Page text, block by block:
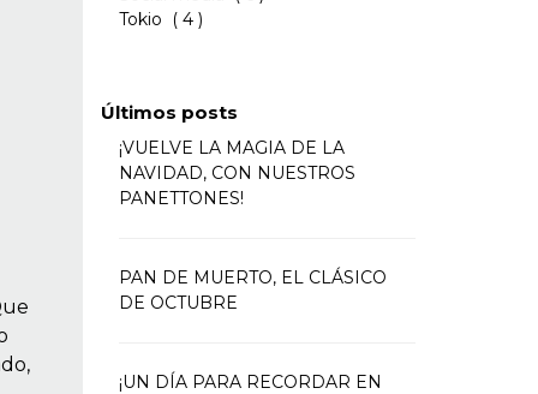
Tokio ( 4 )
Últimos posts
¡VUELVE LA MAGIA DE LA
NAVIDAD, CON NUESTROS
PANETTONES!
PAN DE MUERTO, EL CLÁSICO
DE OCTUBRE
¡UN DÍA PARA RECORDAR EN